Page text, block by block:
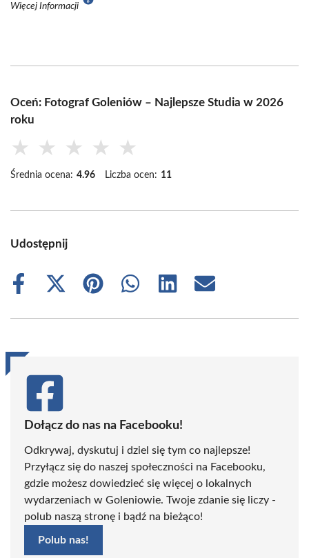
Więcej Informacji
Oceń: Fotograf Goleniów – Najlepsze Studia w 2026
roku
★ ★ ★ ★ ★
Średnia ocena: 4.96 Liczba ocen: 11
Udostępnij
Share
Share
(Twitter)
Share
Share
Share
Share
Dołącz do nas na Facebooku!
Odkrywaj, dyskutuj i dziel się tym co najlepsze!
Przyłącz się do naszej społeczności na Facebooku,
gdzie możesz dowiedzieć się więcej o lokalnych
wydarzeniach w Goleniowie. Twoje zdanie się liczy -
polub naszą stronę i bądź na bieżąco!
Polub nas!